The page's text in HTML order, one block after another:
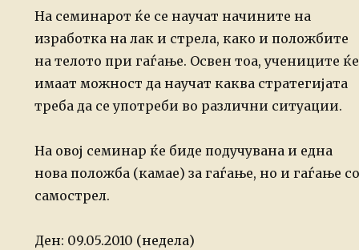
На семинарот ќе се научат начините на
изработка на лак и стрела, како и положбите
на телото при гаѓање. Освен тоа, учениците ќе
имаат можност да научат каква стратегијата
треба да се употреби во различни ситуации.
На овој семинар ќе биде подучувана и една
нова положба (камае) за гаѓање, но и гаѓање со
самострел.
Ден: 09.05.2010 (недела)